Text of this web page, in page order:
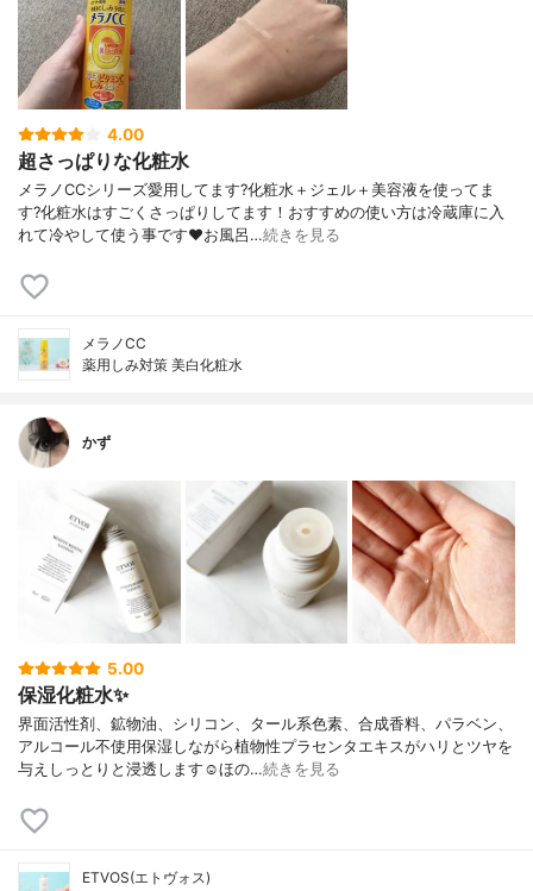
4.00
超さっぱりな化粧水
メラノCCシリーズ愛用してます?化粧水＋ジェル＋美容液を使ってま
す?化粧水はすごくさっぱりしてます！おすすめの使い方は冷蔵庫に入
れて冷やして使う事です❤️お風呂…続きを見る
メラノCC
薬用しみ対策 美白化粧水
かず
5.00
保湿化粧水✨
界面活性剤、鉱物油、シリコン、タール系色素、合成香料、パラベン、
アルコール不使用保湿しながら植物性プラセンタエキスがハリとツヤを
与えしっとりと浸透します☺︎ほの…続きを見る
ETVOS(エトヴォス)